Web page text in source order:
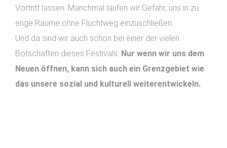
Vortritt lassen. Manchmal laufen wir Gefahr, uns in zu
enge Räume ohne Fluchtweg einzuschließen.
Und da sind wir auch schon bei einer der vielen
Botschaften dieses Festivals: Nur wenn wir uns dem
Neuen öffnen, kann sich auch ein Grenzgebiet wie
das unsere sozial und kulturell weiterentwickeln.